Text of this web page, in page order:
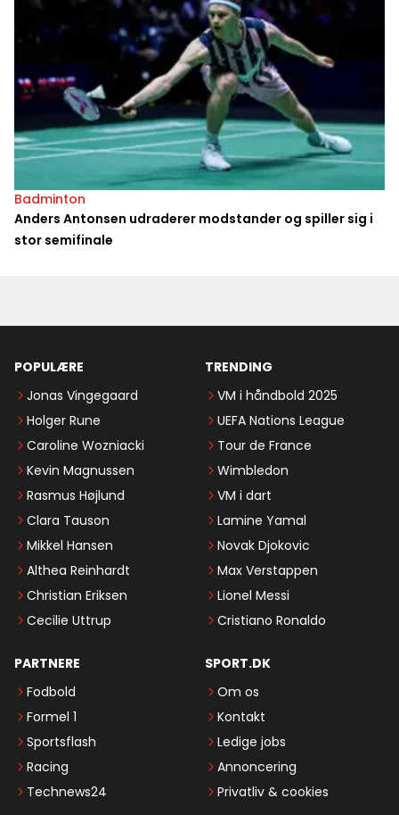
Badminton
Anders Antonsen udraderer modstander og spiller sig i
stor semifinale
POPULÆRE
Jonas Vingegaard
Holger Rune
Caroline Wozniacki
Kevin Magnussen
Rasmus Højlund
Clara Tauson
Mikkel Hansen
Althea Reinhardt
Christian Eriksen
Cecilie Uttrup
TRENDING
VM i håndbold 2025
UEFA Nations League
Tour de France
Wimbledon
VM i dart
Lamine Yamal
Novak Djokovic
Max Verstappen
Lionel Messi
Cristiano Ronaldo
PARTNERE
Fodbold
Formel 1
Sportsflash
Racing
Technews24
SPORT.DK
Om os
Kontakt
Ledige jobs
Annoncering
Privatliv & cookies